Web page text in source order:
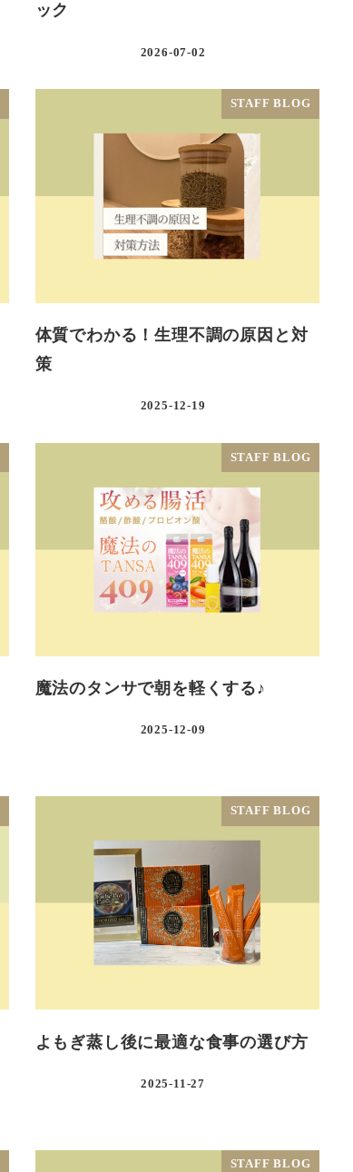
ック
2026-07-02
STAFF BLOG
体質でわかる！生理不調の原因と対
策
2025-12-19
STAFF BLOG
魔法のタンサで朝を軽くする♪
2025-12-09
STAFF BLOG
よもぎ蒸し後に最適な食事の選び方
2025-11-27
STAFF BLOG